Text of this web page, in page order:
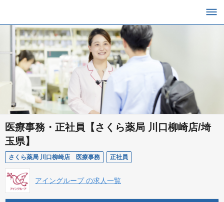
医療事務・正社員【さくら薬局 川口柳崎店/埼
玉県】
さくら薬局 川口柳崎店 医療事務 正社員
アイングループ の求人一覧